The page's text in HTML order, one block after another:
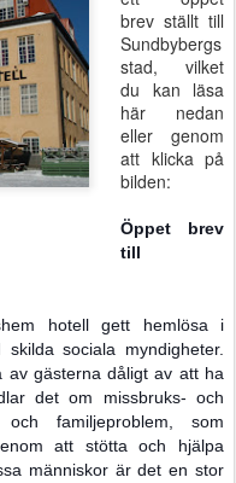
brev ställt till
Sundbybergs
stad, vilket
du kan läsa
här nedan
eller genom
att klicka på
bilden:
Öppet brev
till
hotell gett hemlösa i
sociala myndigheter.
av gästerna dåligt av att ha
det om missbruks- och
och familjeproblem, som
att stötta och hjälpa
människor är det en stor